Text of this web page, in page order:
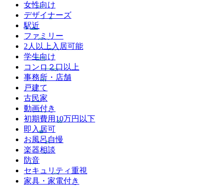
女性向け
デザイナーズ
駅近
ファミリー
2人以上入居可能
学生向け
コンロ２口以上
事務所・店舗
戸建て
古民家
動画付き
初期費用10万円以下
即入居可
お風呂自慢
楽器相談
防音
セキュリティ重視
家具・家電付き